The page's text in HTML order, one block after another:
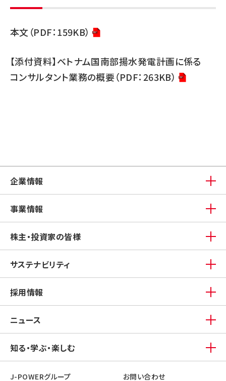
本文（PDF：159KB）
【添付資料】ベトナム国南部揚水発電計画に係る
コンサルタント業務の概要（PDF：263KB）
企業情報
事業情報
株主・投資家の皆様
サステナビリティ
採用情報
ニュース
知る・学ぶ・楽しむ
J-POWERグループ お問い合わせ